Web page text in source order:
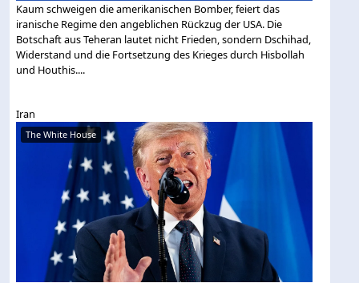
Kaum schweigen die amerikanischen Bomber, feiert das
iranische Regime den angeblichen Rückzug der USA. Die
Botschaft aus Teheran lautet nicht Frieden, sondern Dschihad,
Widerstand und die Fortsetzung des Krieges durch Hisbollah
und Houthis....
Iran
The White House